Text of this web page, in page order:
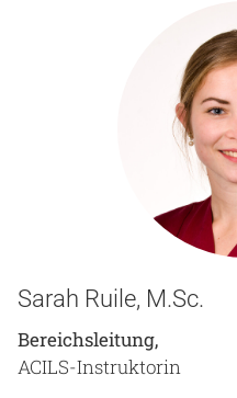
Sarah Ruile, M.Sc.
Bereichsleitung,
ACILS-Instruktorin